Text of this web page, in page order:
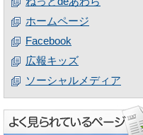
ホームページ
Facebook
広報キッズ
ソーシャルメディア